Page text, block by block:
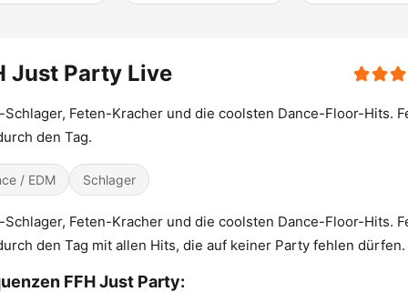
Just Party Live
Schlager, Feten-Kracher und die coolsten Dance-Floor-Hits.
den Tag.
/ EDM Schlager
Schlager, Feten-Kracher und die coolsten Dance-Floor-Hits.
den Tag mit allen Hits, die auf keiner Party fehlen dürfen.
FFH Just Party: